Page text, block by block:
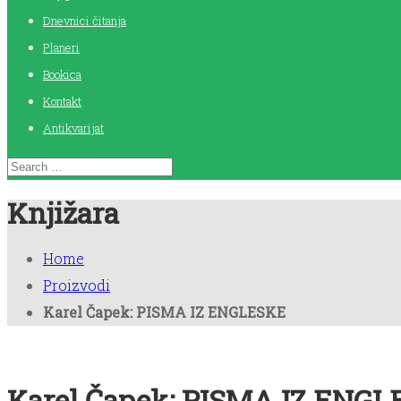
Dnevnici čitanja
Planeri
Bookica
Kontakt
Antikvarijat
Knjižara
Home
Proizvodi
Karel Čapek: PISMA IZ ENGLESKE